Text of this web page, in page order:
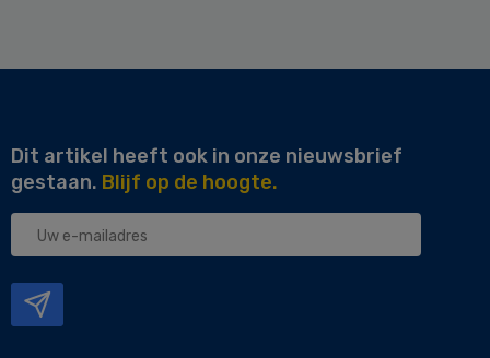
Dit artikel heeft ook in onze nieuwsbrief
gestaan. Blijf op de hoogte.
Uw